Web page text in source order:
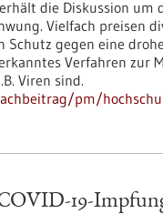
die Diskussion um
Vielfach preisen
Schutz gegen eine
Verfahren zur
Viren sind.
pm/
19-